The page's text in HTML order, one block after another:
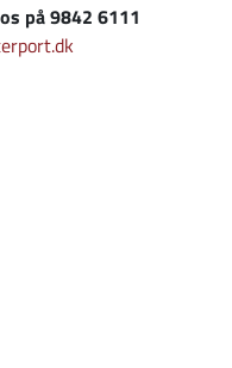
på 9842 6111